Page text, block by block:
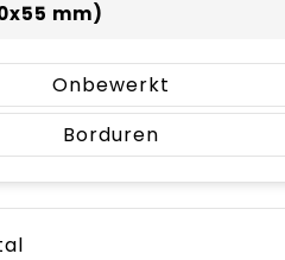
mm)
Onbewerkt
Borduren